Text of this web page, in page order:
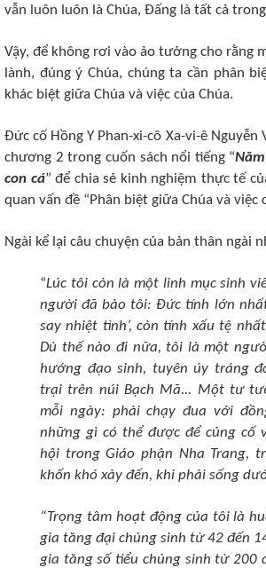
vẫn luôn luôn là Chúa, Đấng là tất cả
Vậy, để không rơi vào ảo tưởng cho rằng
lành, đúng ý Chúa, chúng ta cần phân
khác biệt giữa Chúa và việc của Chúa.
Đức cố Hồng Y Phan-xi-cô Xa-vi-ê Nguyễn
chương 2 trong cuốn sách nổi tiếng “
con cá” để chia sẻ kinh nghiệm thực tế
quan vấn đề “Phân biệt giữa Chúa và việc
Ngài kể lại câu chuyện của bản thân ngài
“Lúc tôi còn là một linh mục sinh
người đã bảo tôi: Ðức tính lớn
say nhiệt tình’, còn tính xấu tệ nhất
Dù thế nào đi nữa, tôi là một
hướng đạo sinh, tuyên úy tráng
trại trên núi Bạch Mã... Một tư
mỗi ngày: phải chạy đua với
những gì có thể được để củng cố
hội trong Giáo phận Nha Trang,
khốn khó xảy đến, khi phải sống
“Trọng tâm hoạt động của tôi là
gia tăng đại chủng sinh từ 42 đến
gia tăng số tiểu chủng sinh từ 200